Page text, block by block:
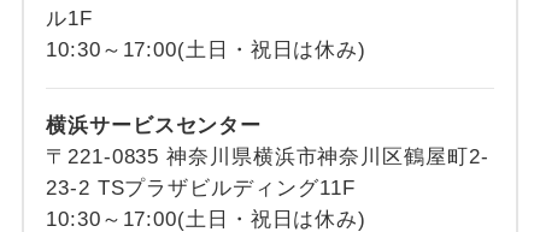
ル1F
10:30～17:00(土日・祝日は休み)
横浜サービスセンター
〒221-0835 神奈川県横浜市神奈川区鶴屋町2-
23-2 TSプラザビルディング11F
10:30～17:00(土日・祝日は休み)